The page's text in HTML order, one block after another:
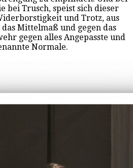
bei Trusch, speist sich dieser
und Trotz, aus
Mittelmaß und gegen das
gegen alles Angepasste und
Normale.